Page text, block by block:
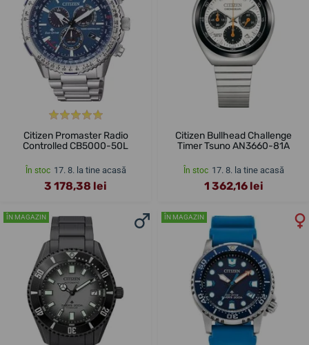
Citizen Promaster Radio
Controlled CB5000-50L
În stoc 17. 8. la tine acasă
3 178,38 lei
Citizen Bullhead Challenge
Timer Tsuno AN3660-81A
În stoc 17. 8. la tine acasă
1 362,16 lei
ÎN MAGAZIN ÎN MAGAZIN